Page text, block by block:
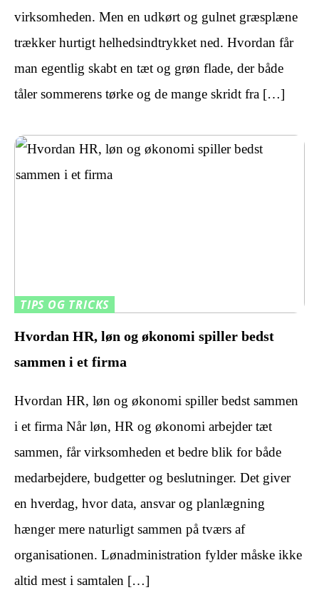
virksomheden. Men en udkørt og gulnet græsplæne
trækker hurtigt helhedsindtrykket ned. Hvordan får
man egentlig skabt en tæt og grøn flade, der både
tåler sommerens tørke og de mange skridt fra […]
TIPS OG TRICKS
Hvordan HR, løn og økonomi spiller bedst
sammen i et firma
Hvordan HR, løn og økonomi spiller bedst sammen
i et firma Når løn, HR og økonomi arbejder tæt
sammen, får virksomheden et bedre blik for både
medarbejdere, budgetter og beslutninger. Det giver
en hverdag, hvor data, ansvar og planlægning
hænger mere naturligt sammen på tværs af
organisationen. Lønadministration fylder måske ikke
altid mest i samtalen […]